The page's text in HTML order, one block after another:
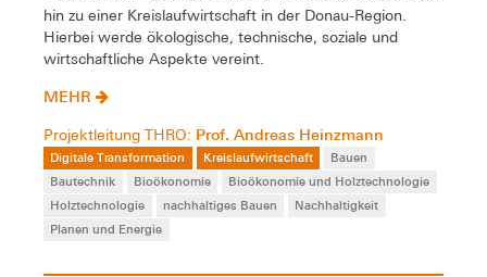
hin zu einer Kreislaufwirtschaft in der Donau-Region.
Hierbei werde ökologische, technische, soziale und
wirtschaftliche Aspekte vereint.
MEHR
Projektleitung THRO: Prof. Andreas Heinzmann
Digitale Transformation Kreislaufwirtschaft
Bauen
Bautechnik
Bioökonomie
Bioökonomie und Holztechnologie
Holztechnologie
nachhaltiges Bauen
Nachhaltigkeit
Planen und Energie